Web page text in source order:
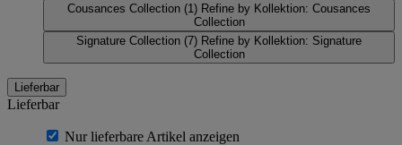
Cousances Collection (1) Refine by Kollektion: Cousances
Collection
Signature Collection (7) Refine by Kollektion: Signature
Collection
Lieferbar
Lieferbar
Nur lieferbare Artikel anzeigen